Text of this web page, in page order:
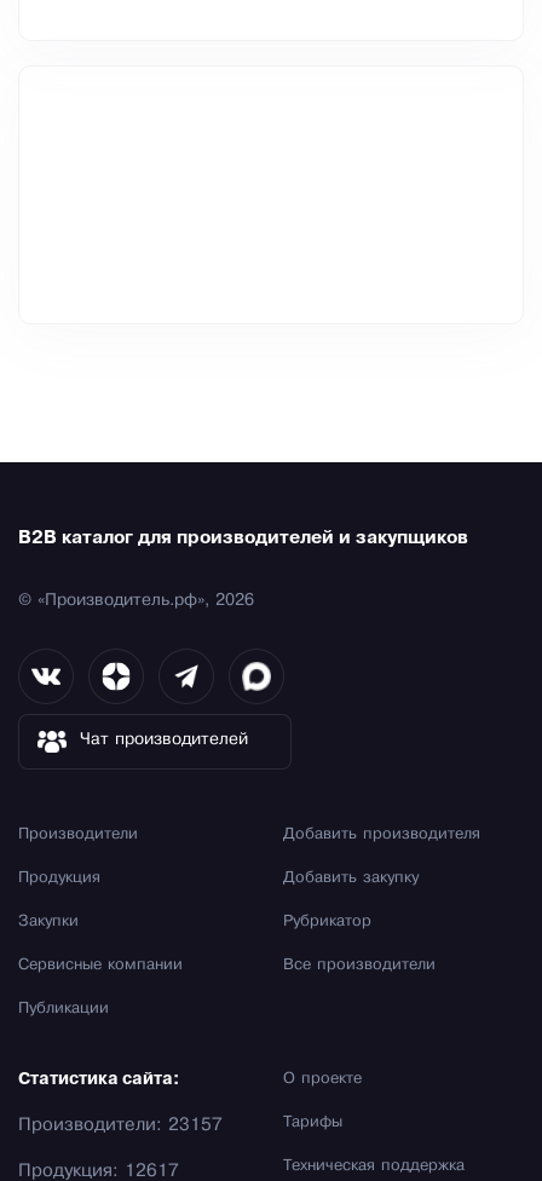
B2B каталог для производителей и закупщиков
© «Производитель.рф», 2026
Чат производителей
Производители
Продукция
Закупки
Сервисные компании
Публикации
Добавить производителя
Добавить закупку
Рубрикатор
Все производители
О проекте
Тарифы
Техническая поддержка
Статистика сайта:
Производители: 23157
Продукция: 12617